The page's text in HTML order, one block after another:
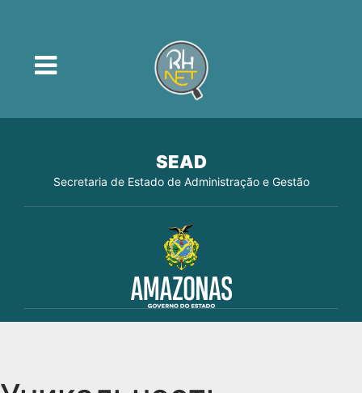
SEAD
Secretaria de Estado de Administração e Gestão